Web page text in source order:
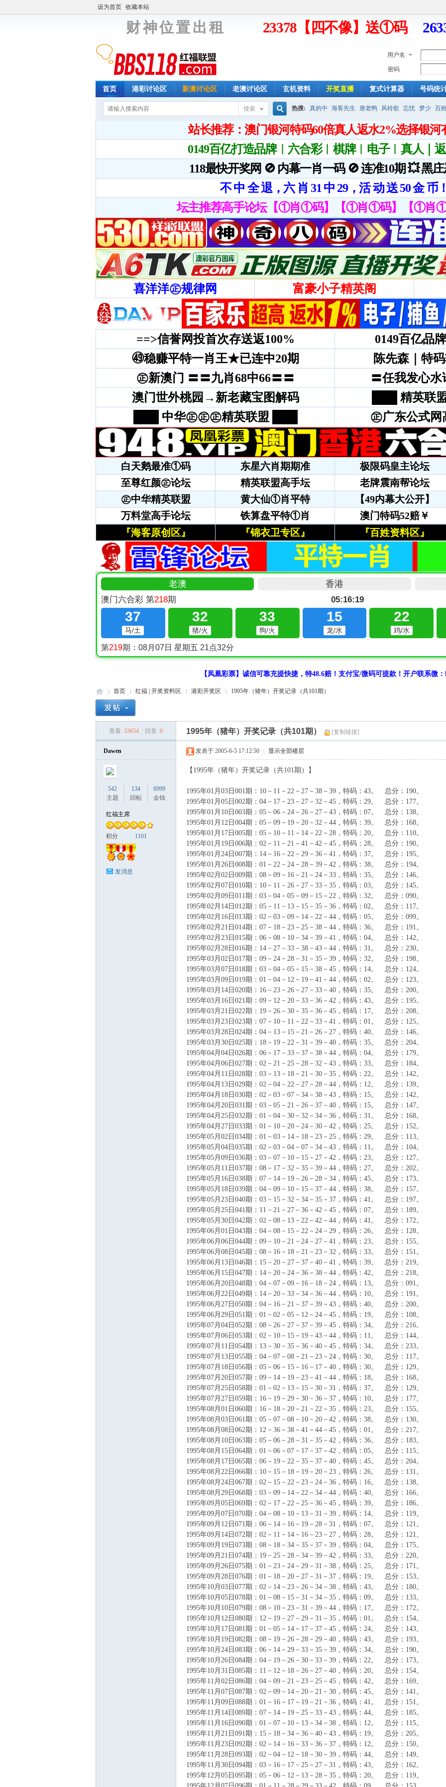
设为首页 收藏本站
财 神 位 置 出 租 23378【四不像】送①码
用户名
密码
首页 港彩讨论区 新澳讨论区 老澳讨论区 玄机资料 开奖直播 复式计算器 号码统
搜索
搜
索
热搜: 真的中 海客先生 唐老鸭 风铃歌 忘忧 梦少 百
【凤凰彩票】诚信可靠充提快捷，特48.6赔！支付宝/微码可提款！开户联系微：
首页
›
红福 | 开奖资料区 港彩开奖区
›
1995年（猪年）开奖记录（共101期）
查看: 33654 回复: 0 1995年（猪年）开奖记录（共101期） [复制链接]
Dawen
542
主题
134
回帖
6999
金钱
红福主席
积分 1101
发消息
发表于 2005-6-5 17:12:50 显示全部楼层
【1995年（猪年）开奖记录（共101期）】
1995年01月03日001期：10－11－22－27－38－39，特码：43。 总分：190。
1995年01月05日002期：04－17－23－27－32－45，特码：29。 总分：177。
1995年01月10日003期：05－06－24－26－27－43，特码：07。 总分：138。
1995年01月12日004期：05－09－19－20－32－44，特码：39。 总分：168。
1995年01月17日005期：05－10－11－14－22－28，特码：20。 总分：110。
1995年01月19日006期：02－11－21－41－42－45，特码：28。 总分：190。
1995年01月24日007期：14－16－22－29－36－41，特码：37。 总分：195。
1995年01月26日008期：01－22－24－28－39－42，特码：38。 总分：194。
1995年02月02日009期：08－09－16－21－24－33，特码：35。 总分：146。
1995年02月07日010期：10－11－26－27－33－35，特码：03。 总分：145。
1995年02月09日011期：03－04－05－09－15－22，特码：32。 总分：090。
1995年02月14日012期：05－11－13－15－35－36，特码：02。 总分：117。
1995年02月16日013期：02－03－09－14－22－44，特码：05。 总分：099。
1995年02月21日014期：07－18－23－25－38－44，特码：36。 总分：191。
1995年02月23日015期：06－08－10－34－39－41，特码：04。 总分：142。
1995年02月28日016期：14－27－33－38－43－44，特码：31。 总分：230。
1995年03月02日017期：09－24－28－31－35－39，特码：32。 总分：198。
1995年03月07日018期：03－04－05－15－38－45，特码：14。 总分：124。
1995年03月09日019期：01－04－12－19－41－44，特码：02。 总分：123。
1995年03月14日020期：16－23－26－27－33－40，特码：35。 总分：200。
1995年03月16日021期：09－12－20－33－36－42，特码：43。 总分：195。
1995年03月21日022期：19－26－30－35－36－45，特码：17。 总分：208。
1995年03月23日023期：07－10－11－22－33－41，特码：01。 总分：125。
1995年03月28日024期：04－13－15－21－26－27，特码：40。 总分：146。
1995年03月30日025期：18－19－22－31－39－40，特码：35。 总分：204。
1995年04月04日026期：06－17－33－37－38－44，特码：04。 总分：179。
1995年04月06日027期：02－21－25－28－32－43，特码：33。 总分：184。
1995年04月11日028期：03－13－18－21－30－35，特码：22。 总分：142。
1995年04月13日029期：02－04－22－27－28－44，特码：12。 总分：139。
1995年04月18日030期：02－03－07－34－38－43，特码：15。 总分：142。
1995年04月20日031期：03－05－21－26－37－40，特码：15。 总分：147。
1995年04月25日032期：01－04－30－32－34－36，特码：31。 总分：168。
1995年04月27日033期：01－10－20－24－30－42，特码：25。 总分：152。
1995年05月02日034期：01－03－14－18－23－25，特码：29。 总分：113。
1995年05月04日035期：02－03－04－07－34－43，特码：11。 总分：104。
1995年05月09日036期：03－07－10－15－27－42，特码：23。 总分：127。
1995年05月11日037期：08－17－32－35－39－44，特码：27。 总分：202。
1995年05月16日038期：07－14－19－26－28－34，特码：45。 总分：173。
1995年05月18日039期：04－09－10－15－37－44，特码：38。 总分：157。
1995年05月23日040期：03－15－32－34－35－37，特码：41。 总分：197。
1995年05月25日041期：11－21－27－36－42－45，特码：07。 总分：189。
1995年05月30日042期：02－08－13－22－42－44，特码：41。 总分：172。
1995年06月01日043期：04－08－15－22－24－29，特码：26。 总分：128。
1995年06月06日044期：09－10－21－24－27－41，特码：23。 总分：155。
1995年06月08日045期：08－16－18－21－23－32，特码：33。 总分：151。
1995年06月13日046期：15－20－27－37－40－41，特码：39。 总分：219。
1995年06月15日047期：14－20－24－36－38－44，特码：42。 总分：218。
1995年06月20日048期：04－07－09－16－18－24，特码：13。 总分：091。
1995年06月22日049期：14－20－33－34－36－44，特码：10。 总分：191。
1995年06月27日050期：04－16－21－37－39－43，特码：40。 总分：200。
1995年06月29日051期：01－02－05－12－24－45，特码：19。 总分：108。
1995年07月04日052期：08－26－27－37－39－45，特码：34。 总分：216。
1995年07月06日053期：02－10－15－19－43－44，特码：11。 总分：144。
1995年07月11日054期：13－30－35－36－40－45，特码：34。 总分：233。
1995年07月13日055期：04－07－08－21－23－24，特码：30。 总分：117。
1995年07月18日056期：05－06－15－16－17－40，特码：30。 总分：129。
1995年07月20日057期：09－14－19－23－41－44，特码：18。 总分：168。
1995年07月25日058期：01－02－13－15－30－31，特码：37。 总分：129。
1995年07月27日059期：16－19－29－30－36－37，特码：10。 总分：177。
1995年08月01日060期：16－18－20－21－22－35，特码：23。 总分：155。
1995年08月03日061期：05－07－08－10－20－42，特码：38。 总分：130。
1995年08月08日062期：12－36－38－41－44－45，特码：01。 总分：217。
1995年08月10日063期：05－06－28－31－35－42，特码：36。 总分：183。
1995年08月15日064期：01－06－07－17－37－42，特码：05。 总分：115。
1995年08月17日065期：06－19－22－35－37－40，特码：45。 总分：204。
1995年08月22日066期：10－15－18－19－20－23，特码：26。 总分：131。
1995年08月24日067期：02－15－22－23－24－36，特码：16。 总分：138。
1995年08月29日068期：03－09－14－22－34－44，特码：40。 总分：166。
1995年09月05日069期：02－17－22－25－36－45，特码：39。 总分：186。
1995年09月07日070期：04－08－10－13－31－39，特码：14。 总分：119。
1995年09月12日071期：06－14－16－19－28－31，特码：07。 总分：121。
1995年09月14日072期：02－11－14－16－23－27，特码：28。 总分：121。
1995年09月19日073期：08－18－34－35－37－39，特码：04。 总分：175。
1995年09月21日074期：19－25－28－34－39－42，特码：33。 总分：220。
1995年09月26日075期：01－23－24－29－31－38，特码：25。 总分：171。
1995年09月28日076期：01－18－20－27－31－37，特码：19。 总分：153。
1995年10月03日077期：02－14－23－26－34－38，特码：43。 总分：180。
1995年10月05日078期：01－08－15－31－34－35，特码：09。 总分：133。
1995年10月10日079期：08－10－23－31－39－44，特码：17。 总分：172。
1995年10月12日080期：12－19－27－29－31－35，特码：01。 总分：154。
1995年10月17日081期：01－05－14－17－37－45，特码：24。 总分：143。
1995年10月19日082期：08－19－26－28－29－40，特码：43。 总分：193。
1995年10月24日083期：06－14－29－33－35－39，特码：34。 总分：190。
1995年10月26日084期：04－19－26－30－33－39，特码：22。 总分：173。
1995年10月31日085期：11－12－18－26－27－40，特码：20。 总分：154。
1995年11月02日086期：04－09－21－23－25－45，特码：42。 总分：169。
1995年11月07日087期：02－09－14－20－21－30，特码：45。 总分：141。
1995年11月09日088期：01－16－17－19－21－36，特码：41。 总分：151。
1995年11月14日089期：07－14－19－25－33－43，特码：44。 总分：185。
1995年11月16日090期：01－07－10－13－34－38，特码：12。 总分：115。
1995年11月21日091期：15－18－34－36－40－43，特码：19。 总分：205。
1995年11月23日092期：02－14－16－33－36－37，特码：12。 总分：150。
1995年11月28日093期：02－04－12－18－30－39，特码：44。 总分：149。
1995年11月30日094期：03－16－17－25－27－31，特码：43。 总分：162。
1995年12月05日095期：05－06－12－13－28－35，特码：20。 总分：119。